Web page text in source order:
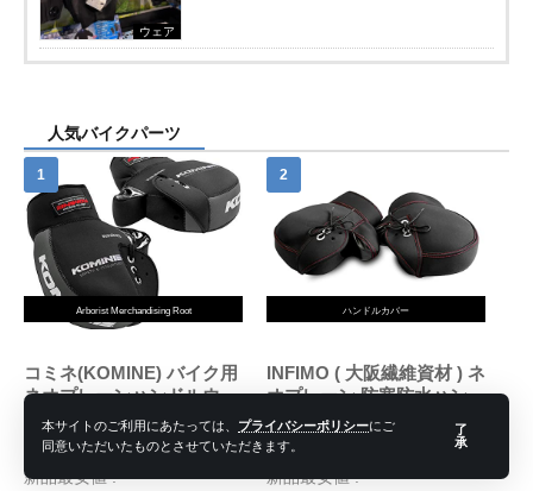
本サイトのご利用にあたっては、 プライバシーポリシーにご
同意いただいたものとさせていただきます。
了
承
ウェア
人気バイクパーツ
Arborist Merchandising Root
コミネ(KOMINE) バイク用
ネオプレーンハンドルウォ
ーマー/ハンドルカバー ブ
ラック/グレー フリー AK-
商品レビュー・口コミを見る
価格 : ￥2,601
新品最安値 :
ハンドルカバー
INFIMO ( 大阪繊維資材 ) ネ
オプレーン 防寒防水ハンド
ルカバー ブラック WNHC-
03
商品レビュー・口コミを見る
価格 : ￥1,982
新品最安値 :